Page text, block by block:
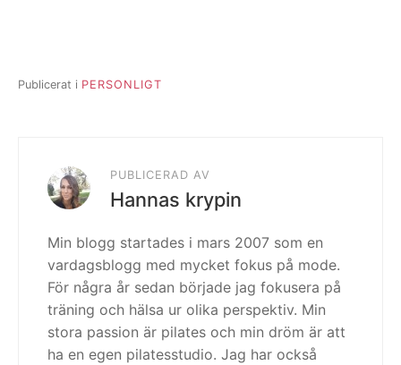
Publicerat i PERSONLIGT
PUBLICERAD AV
Hannas krypin
Min blogg startades i mars 2007 som en
vardagsblogg med mycket fokus på mode.
För några år sedan började jag fokusera på
träning och hälsa ur olika perspektiv. Min
stora passion är pilates och min dröm är att
ha en egen pilatesstudio. Jag har också